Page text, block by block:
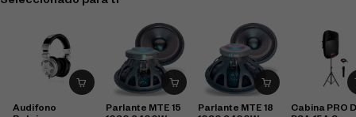
Audifono
Parlante MTE 15
Parlante MTE 18
Cabina PRO